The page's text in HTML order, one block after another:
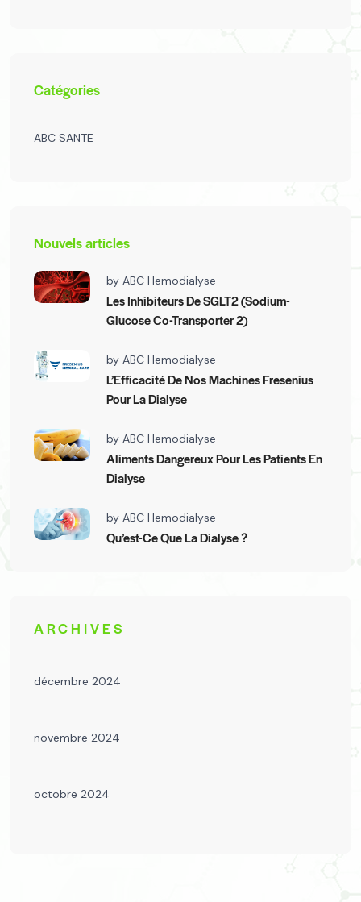
Catégories
ABC SANTE
Nouvels articles
by ABC Hemodialyse
Les Inhibiteurs De SGLT2 (Sodium-
Glucose Co-Transporter 2)
by ABC Hemodialyse
L’Efficacité De Nos Machines Fresenius
Pour La Dialyse
by ABC Hemodialyse
Aliments Dangereux Pour Les Patients En
Dialyse
by ABC Hemodialyse
Qu’est-Ce Que La Dialyse ?
ARCHIVES
décembre 2024
novembre 2024
octobre 2024